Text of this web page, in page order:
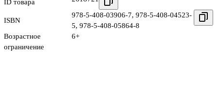
ID товара
ISBN
978-5-408-03906-7, 978-5-408-04523-
5, 978-5-408-05864-8
Возрастное
ограничение
6+